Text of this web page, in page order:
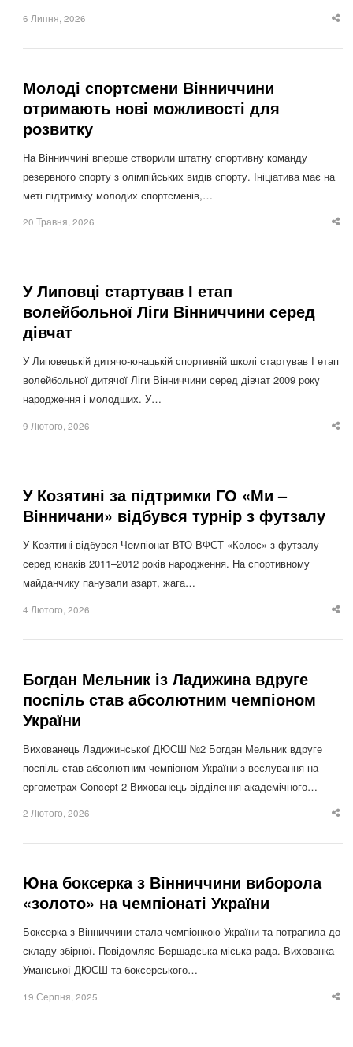
6 Липня, 2026
Молоді спортсмени Вінниччини
отримають нові можливості для
розвитку
На Вінниччині вперше створили штатну спортивну команду
резервного спорту з олімпійських видів спорту. Ініціатива має на
меті підтримку молодих спортсменів,…
20 Травня, 2026
У Липовці стартував І етап
волейбольної Ліги Вінниччини серед
дівчат
У Липовецькій дитячо-юнацькій спортивній школі стартував І етап
волейбольної дитячої Ліги Вінниччини серед дівчат 2009 року
народження і молодших. У…
9 Лютого, 2026
У Козятині за підтримки ГО «Ми –
Вінничани» відбувся турнір з футзалу
У Козятині відбувся Чемпіонат ВТО ВФСТ «Колос» з футзалу
серед юнаків 2011–2012 років народження. На спортивному
майданчику панували азарт, жага…
4 Лютого, 2026
Богдан Мельник із Ладижина вдруге
поспіль став абсолютним чемпіоном
України
Вихованець Ладижинської ДЮСШ №2 Богдан Мельник вдруге
поспіль став абсолютним чемпіоном України з веслування на
ергометрах Concept-2 Вихованець відділення академічного…
2 Лютого, 2026
Юна боксерка з Вінниччини виборола
«золото» на чемпіонаті України
Боксерка з Вінниччини стала чемпіонкою України та потрапила до
складу збірної. Повідомляє Бершадська міська рада. Вихованка
Уманської ДЮСШ та боксерського…
19 Серпня, 2025